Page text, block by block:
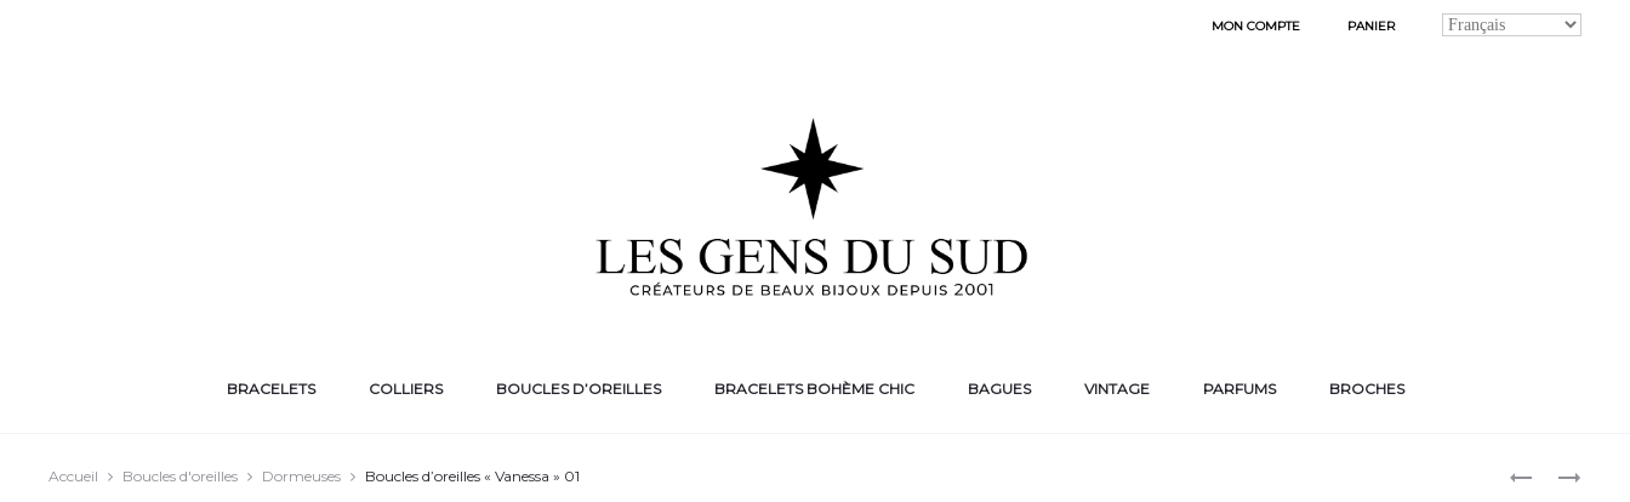
MON COMPTE PANIER
BRACELETS COLLIERS BOUCLES D’OREILLES BRACELETS BOHÈME CHIC BAGUES VINTAGE PARFUMS BROCHES
BOUCLES
BOUCLES
Accueil Boucles d'oreilles Dormeuses Boucles d’oreilles « Vanessa » 01